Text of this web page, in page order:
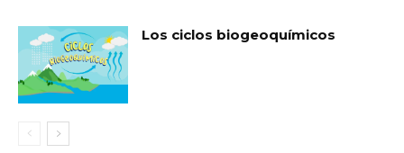
Los ciclos biogeoquímicos